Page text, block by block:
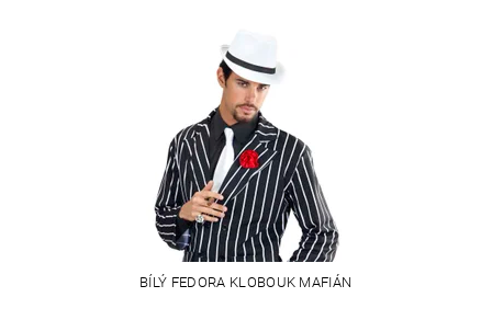
BÍLÝ FEDORA KLOBOUK MAFIÁN